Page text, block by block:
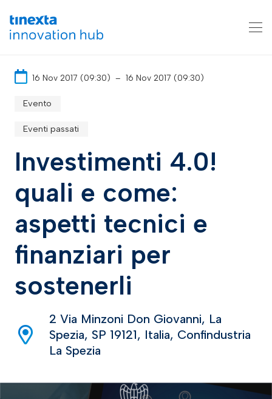
16 Nov 2017 (09:30) – 16 Nov 2017 (09:30)
Evento
Eventi passati
Investimenti 4.0!
quali e come:
aspetti tecnici e
finanziari per
sostenerli
2 Via Minzoni Don Giovanni, La
Spezia, SP 19121, Italia, Confindustria
La Spezia